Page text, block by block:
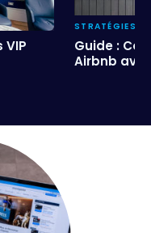
Guide :
Airbnb
STRATÉGIES
Guide :
Airbnb